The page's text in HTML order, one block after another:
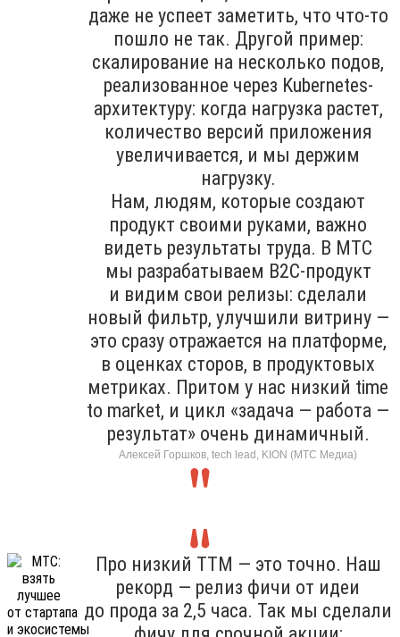
даже не успеет заметить, что что-то
пошло не так. Другой пример:
скалирование на несколько подов,
реализованное через Kubernetes-
архитектуру: когда нагрузка растет,
количество версий приложения
увеличивается, и мы держим
нагрузку.
Нам, людям, которые создают
продукт своими руками, важно
видеть результаты труда. В МТС
мы разрабатываем B2C-продукт
и видим свои релизы: сделали
новый фильтр, улучшили витрину —
это сразу отражается на платформе,
в оценках сторов, в продуктовых
метриках. Притом у нас низкий time
to market, и цикл «задача — работа —
результат» очень динамичный.
Алексей Горшков, tech lead, KION (МТС Медиа)
Про низкий TTM — это точно. Наш
рекорд — релиз фичи от идеи
до прода за 2,5 часа. Так мы сделали